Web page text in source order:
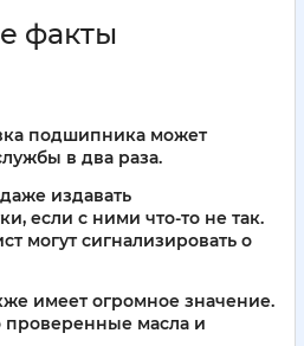
факты
подшипника может
в два раза.
издавать
если с ними что-то не так.
могут сигнализировать о
имеет огромное значение.
проверенные масла и